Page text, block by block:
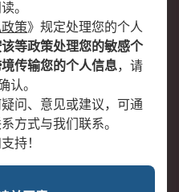
账户和付款
全球办事处
新闻中心
。
策》 规定处理您的个人
等政策处理您的敏感个
传输您的个人信息，请
认。
问、意见或建议，可通
方式与我们联系。
持！